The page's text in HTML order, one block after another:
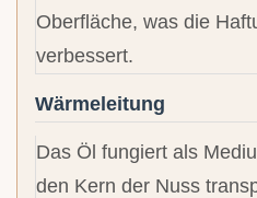
Oberfläche, was die
verbessert.
Wärmeleitung
Das Öl fungiert als
den Kern der Nuss